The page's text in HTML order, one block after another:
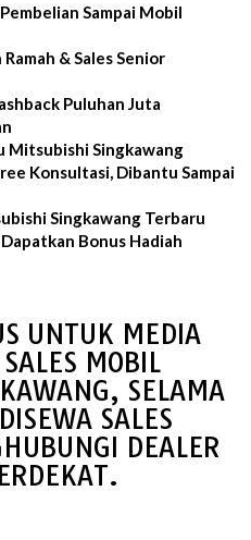
Sampai Mobil
& Sales Senior
Puluhan Juta
Mitsubishi Singkawang
Konsultasi, Dibantu Sampai
Singkawang Terbaru
Bonus Hadiah
UNTUK MEDIA
MOBIL
SELAMA
SALES
DEALER